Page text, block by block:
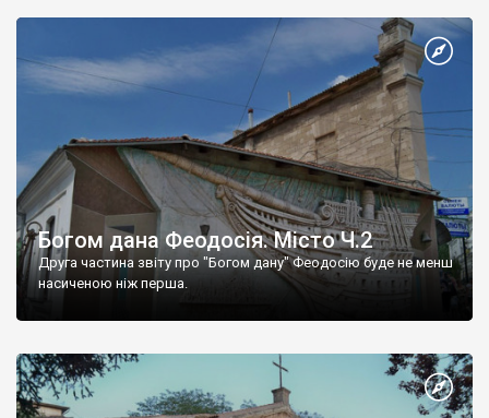
Богом дана Феодосія. Місто Ч.2
Друга частина звіту про "Богом дану" Феодосію буде не менш
насиченою ніж перша.